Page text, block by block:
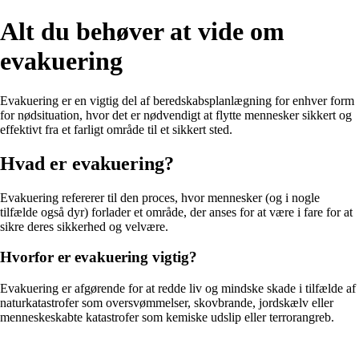
Alt du behøver at vide om
evakuering
Evakuering er en vigtig del af beredskabsplanlægning for enhver form
for nødsituation, hvor det er nødvendigt at flytte mennesker sikkert og
effektivt fra et farligt område til et sikkert sted.
Hvad er evakuering?
Evakuering refererer til den proces, hvor mennesker (og i nogle
tilfælde også dyr) forlader et område, der anses for at være i fare for at
sikre deres sikkerhed og velvære.
Hvorfor er evakuering vigtig?
Evakuering er afgørende for at redde liv og mindske skade i tilfælde af
naturkatastrofer som oversvømmelser, skovbrande, jordskælv eller
menneskeskabte katastrofer som kemiske udslip eller terrorangreb.